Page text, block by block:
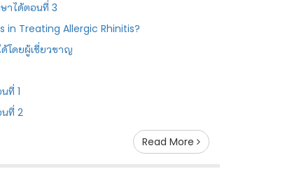
าได้ตอนที่ 3
in Treating Allergic Rhinitis?
โดยผู้เชี่ยวชาญ
ที่ 1
นที่ 2
Read More